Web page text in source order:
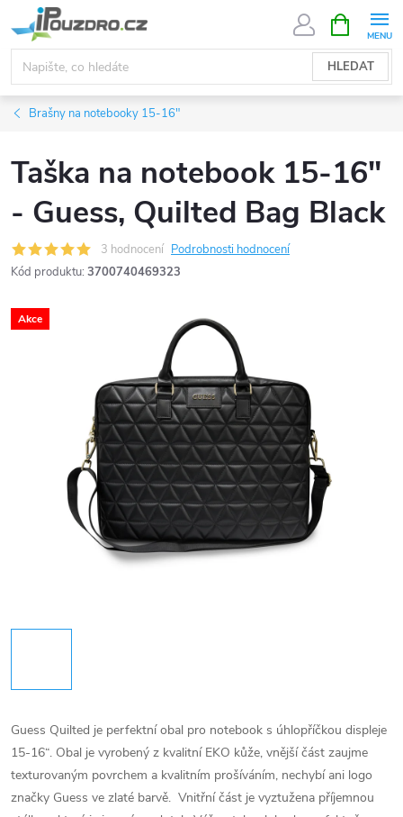
na
obsah
HLEDAT
NÁKUPNÍ
KOŠÍK
Brašny na notebooky 15-16"
Taška na notebook 15-16"
- Guess, Quilted Bag Black
3 hodnocení Podrobnosti hodnocení
Kód produktu: 3700740469323
Akce
Guess Quilted je perfektní obal pro notebook s úhlopříčkou displeje
15-16“. Obal je vyrobený z kvalitní EKO kůže, vnější část zaujme
texturovaným povrchem a kvalitním prošíváním, nechybí ani logo
značky Guess ve zlaté barvě. Vnitřní část je vyztužena příjemnou